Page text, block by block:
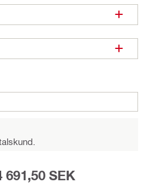
691,50 SEK